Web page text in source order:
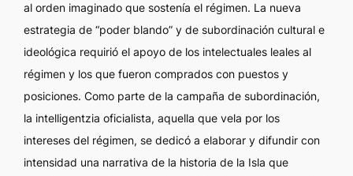
al orden imaginado que sostenía el régimen. La nueva
estrategia de “poder blando” y de subordinación cultural e
ideológica requirió el apoyo de los intelectuales leales al
régimen y los que fueron comprados con puestos y
posiciones. Como parte de la campaña de subordinación,
la intelligentziaoficialista, aquella que vela por los
intereses del régimen, se dedicó a elaborar y difundir con
intensidad una narrativa de la historia de la Isla que